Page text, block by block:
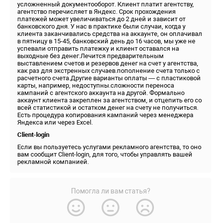
усложненный документооборот. Клиент платит агентству,
агентство перечисляет в Яндекс. Срок прохождения
платежей может увеличиваться до 2 дней и зависит от
банковского дня. У нас в практике были случаи, когда у
клиента заканчивались средства на аккаунте, он оплачивал
в пятницу в 15-45, банковский день до 16 часов, мы уже не
успевали отправить платежку и клиент оставался на
выходные без денег.Лечится предварительным
выставлением счетов и резервов денег на счет у агентства,
как раз для экстренных случаев.пополнение счета только с
расчетного счета.Другие варианты оплаты — с пластиковой
карты, например, недоступны.сложности переноса
кампаний с агентского аккаунта на другой. Формально
аккаунт клиента закреплен за агентством, и отцепить его со
всей статистикой и остатком денег на счету не получиться.
Есть процедура копирования кампаний через менеджера
Яндекса или через Excel.
Client-login
Если вы пользуетесь услугами рекламного агентства, то оно
вам сообщит Client-login, для того, чтобы управлять вашей
рекламной компанией.
Помогла ли вам статья?